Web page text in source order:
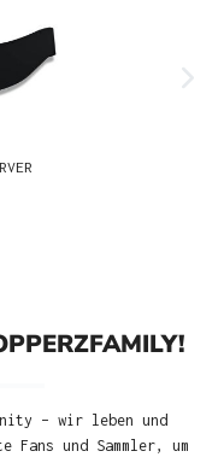
– wir leben und
und Sammler, um